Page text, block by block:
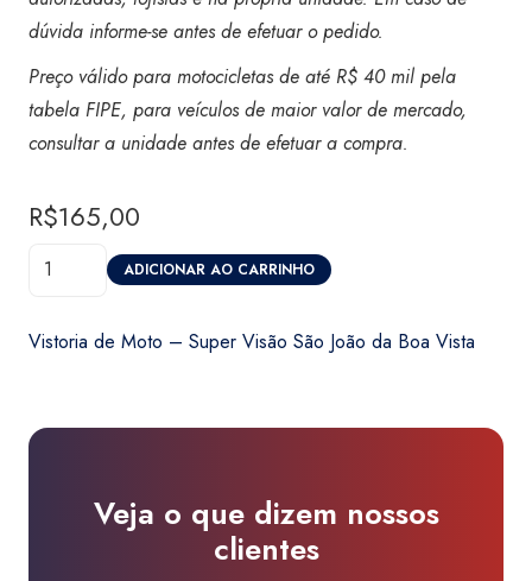
dúvida informe-se antes de efetuar o pedido.
Preço válido para motocicletas de até R$ 40 mil pela
tabela FIPE, para veículos de maior valor de mercado,
consultar a unidade antes de efetuar a compra.
R$165,00
Vistoria
Visão
ADICIONAR AO CARRINHO
Vistoria de Moto – Super Visão São João da Boa Vista
Veja o que dizem nossos
clientes